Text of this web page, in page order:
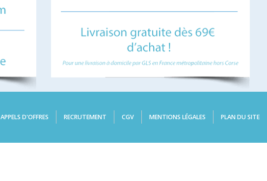
APPELS D'OFFRES RECRUTEMENT CGV MENTIONS LÉGALES PLAN DU SITE